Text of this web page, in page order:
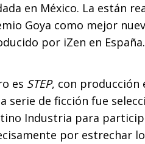
en México. La están
Goya como mejor
por iZen en España.
es STEP, con producción
serie de ficción fue
Industria para
por estrechar